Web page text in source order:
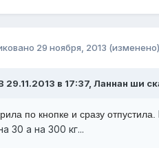
29 ноября, 2013 (изменено)
29.11.2013 в 17:37, Ланнан ши
по кнопке и сразу отпустила.
30 а на 300 кг...